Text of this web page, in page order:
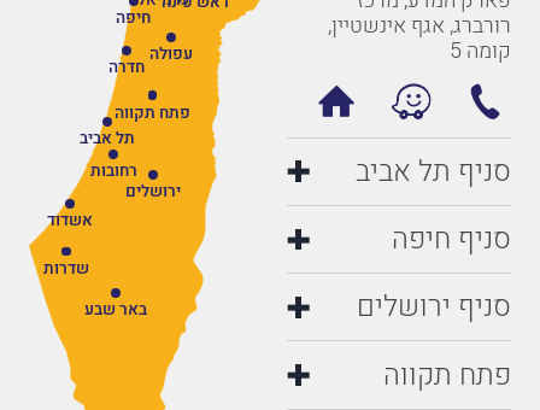
רורברג, אגף אינשטיין,
קומה 5
סניף תל אביב
סניף חיפה
סניף ירושלים
פתח תקווה
רחובות
תל אביב
חיפה
ירושלים
פתח תקווה
חדרה
באר שבע
אשדוד
שדרות
עפולה